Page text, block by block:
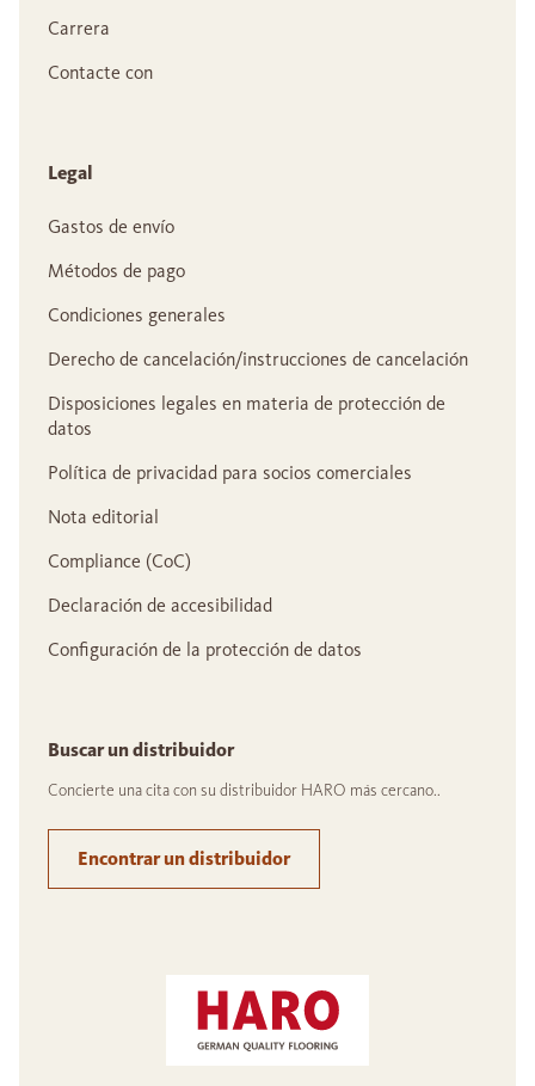
Carrera
Contacte con
Legal
Gastos de envío
Métodos de pago
Condiciones generales
Derecho de cancelación/instrucciones de cancelación
Disposiciones legales en materia de protección de
datos
Política de privacidad para socios comerciales
Nota editorial
Compliance (CoC)
Declaración de accesibilidad
Configuración de la protección de datos
Buscar un distribuidor
Concierte una cita con su distribuidor HARO más cercano..
Encontrar un distribuidor